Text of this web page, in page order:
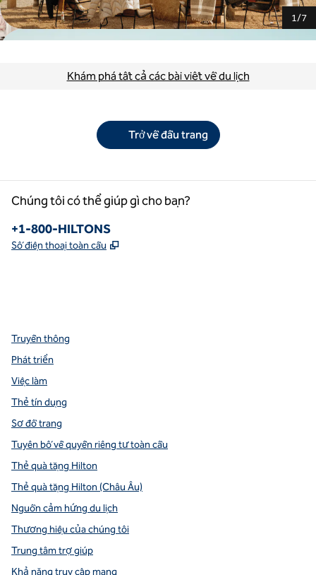
1/7
Khám phá tất cả các bài viết về du lịch
Trở về đầu trang
Chúng tôi có thể giúp gì cho bạn?
Điện thoại:
+1-800-HILTONS
Số điện thoại toàn cầu ,
Truyền thông
Phát triển
Việc làm
Thẻ tín dụng
Sơ đồ trang
Tuyên bố về quyền riêng tư toàn cầu
Thẻ quà tặng Hilton
Thẻ quà tặng Hilton (Châu Âu)
Nguồn cảm hứng du lịch
Thương hiệu của chúng tôi
Trung tâm trợ giúp
Khả năng truy cập mạng